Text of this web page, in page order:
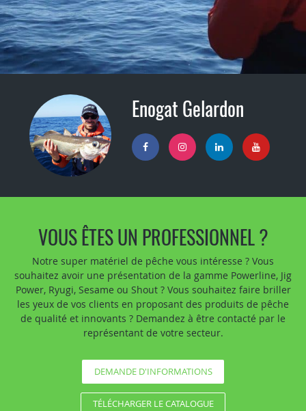
Enogat Gelardon
VOUS ÊTES UN PROFESSIONNEL ?
Notre super matériel de pêche vous intéresse ? Vous
souhaitez avoir une présentation de la gamme Powerline, Jig
Power, Ryugi, Sesame ou Shout ? Vous souhaitez faire briller
les yeux de vos clients en proposant des produits de pêche
de qualité et innovants ? Demandez à être contacté par le
représentant de votre secteur.
DEMANDE D'INFORMATIONS
TÉLÉCHARGER LE CATALOGUE